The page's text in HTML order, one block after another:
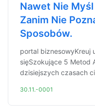
Nawet Nie
Zanim Nie
Sposobów.
portal biznesowyKreuj
sięSzokujące 5 Metod
dzisiejszych czasach
30.11.-0001